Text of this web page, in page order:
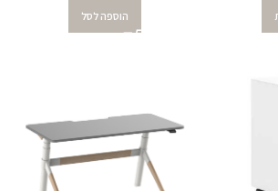
הוספה לסל